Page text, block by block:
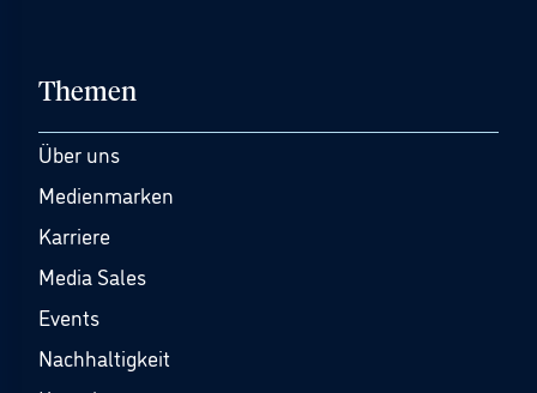
Themen
Über uns
Medienmarken
Karriere
Media Sales
Events
Nachhaltigkeit